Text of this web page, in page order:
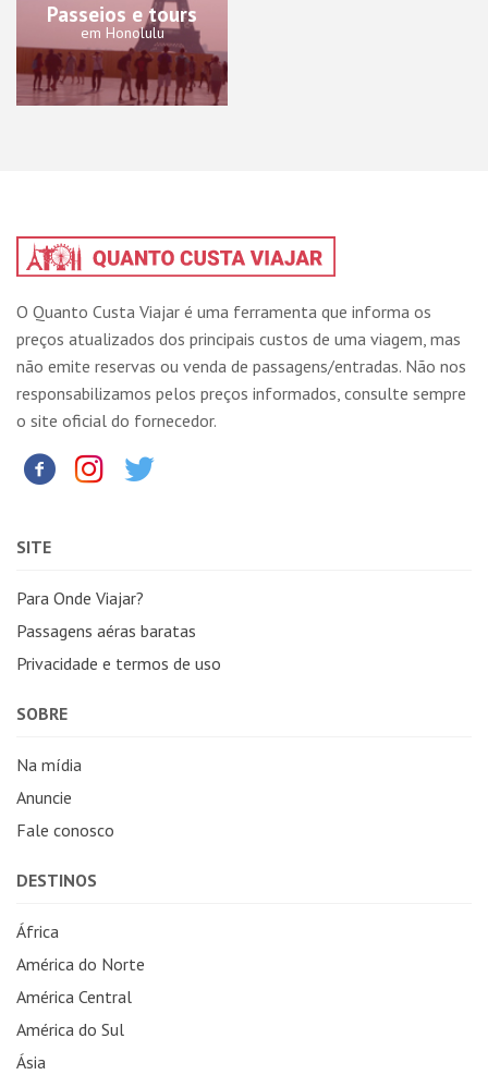
Passeios e tours
em Honolulu
O Quanto Custa Viajar é uma ferramenta que informa os
preços atualizados dos principais custos de uma viagem, mas
não emite reservas ou venda de passagens/entradas. Não nos
responsabilizamos pelos preços informados, consulte sempre
o site oficial do fornecedor.
SITE
Para Onde Viajar?
Passagens aéras baratas
Privacidade e termos de uso
SOBRE
Na mídia
Anuncie
Fale conosco
DESTINOS
África
América do Norte
América Central
América do Sul
Ásia